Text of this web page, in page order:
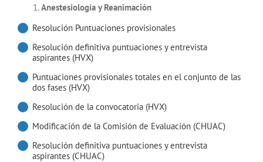
Anestesiología y Reanimación
Resolución Puntuaciones provisionales
Resolución definitiva puntuaciones y entrevista
aspirantes (HVX)
Puntuaciones provisionales totales en el conjunto de las
dos fases (HVX)
Resolución de la convocatoria (HVX)
Modificación de la Comisión de Evaluación (CHUAC)
Resolución definitiva puntuaciones y entrevista
aspirantes (CHUAC)